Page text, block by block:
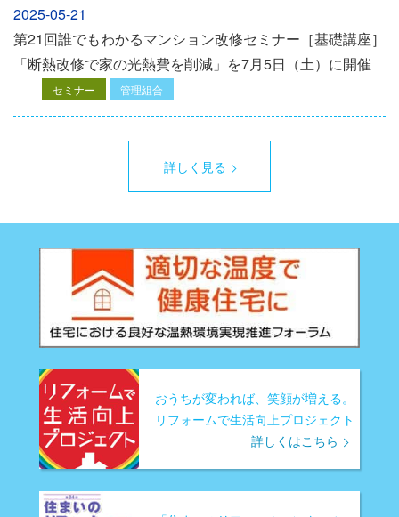
2025-05-21
第21回誰でもわかるマンション改修セミナー［基礎講座］
「断熱改修で家の光熱費を削減」を7月5日（土）に開催
セミナー 管理組合
詳しく見る
おうちが変われば、笑顔が増える。
リフォームで生活向上プロジェクト
詳しくはこちら